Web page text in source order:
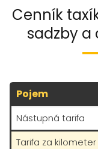
Cenník
sadzby a
Pojem
Nástupná tarifa
Tarifa za kilometer